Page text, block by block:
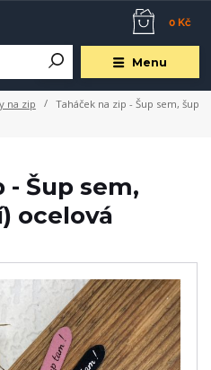
Menu
0 Kč
na zip
Taháček na zip - Šup sem, šup
- Šup sem,
ocelová